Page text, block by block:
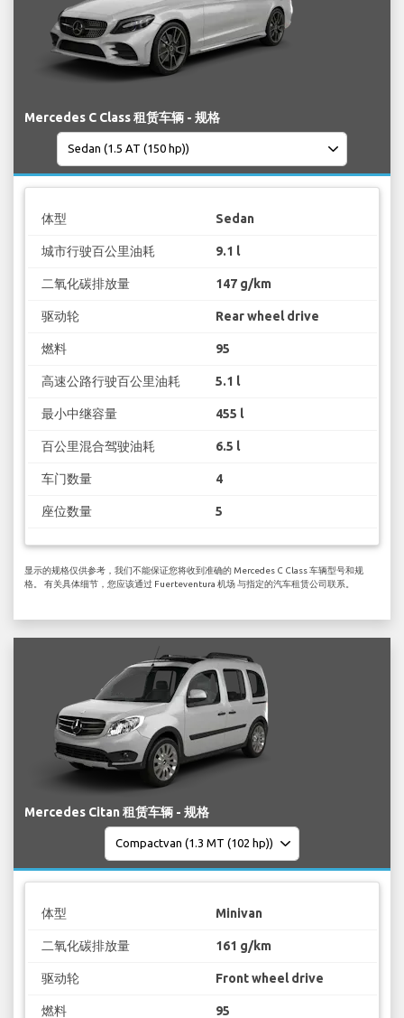
Mercedes C Class 租赁车辆 - 规格
体型 Sedan
城市行驶百公里油耗 9.1 l
二氧化碳排放量 147 g/km
驱动轮 Rear wheel drive
燃料 95
高速公路行驶百公里油耗 5.1 l
最小中继容量 455 l
百公里混合驾驶油耗 6.5 l
车门数量 4
座位数量 5
显示的规格仅供参考，我们不能保证您将收到准确的 Mercedes C Class 车辆型号和规
格。 有关具体细节，您应该通过 Fuerteventura 机场 与指定的汽车租赁公司联系。
Mercedes Citan 租赁车辆 - 规格
体型 Minivan
二氧化碳排放量 161 g/km
驱动轮 Front wheel drive
燃料 95